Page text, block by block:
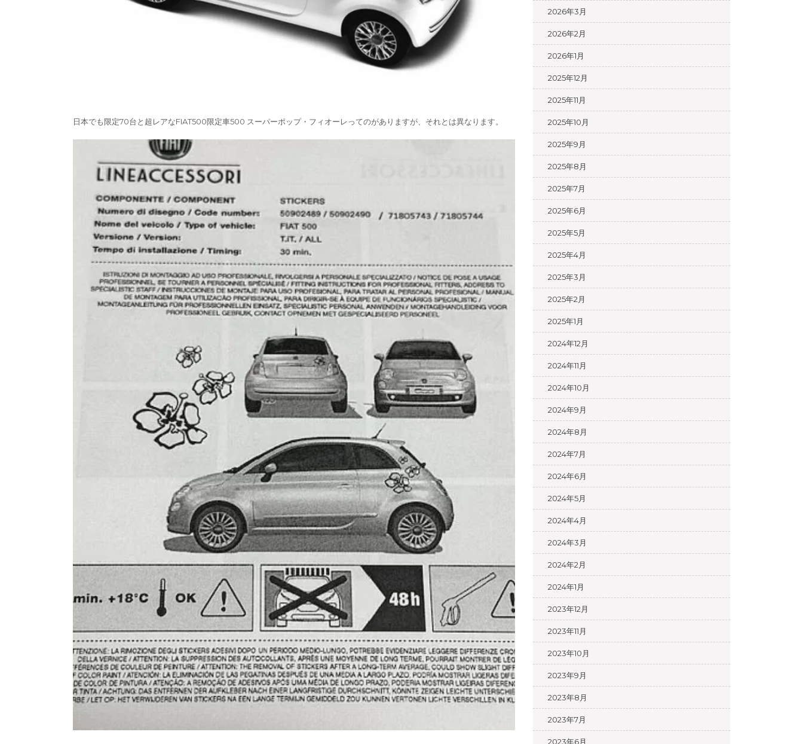
日本でも限定70台と超レアなFIAT500限定車500 スーパーポップ・フィオーレってのがありますが、それとは異なります。
2026年3月
2026年2月
2026年1月
2025年12月
2025年11月
2025年10月
2025年9月
2025年8月
2025年7月
2025年6月
2025年5月
2025年4月
2025年3月
2025年2月
2025年1月
2024年12月
2024年11月
2024年10月
2024年9月
2024年8月
2024年7月
2024年6月
2024年5月
2024年4月
2024年3月
2024年2月
2024年1月
2023年12月
2023年11月
2023年10月
2023年9月
2023年8月
2023年7月
2023年6月